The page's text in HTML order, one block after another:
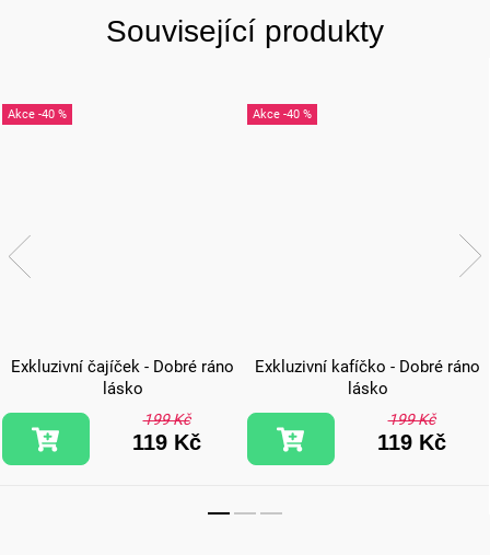
Související produkty
-40 %
Exkluzivní čajíček - Dobré ráno
lásko
199 Kč
119 Kč
-40 %
Exkluzivní kafíčko - Dobré ráno
lásko
199 Kč
119 Kč